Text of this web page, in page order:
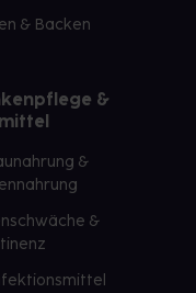
& Backen
&
&
&